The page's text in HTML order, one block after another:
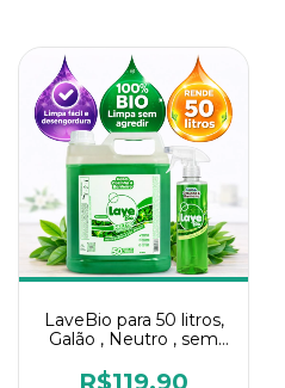
LaveBio para 50 litros,
Galão , Neutro , sem